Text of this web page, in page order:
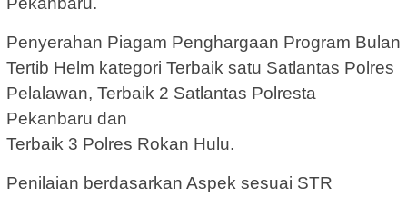
Penyerahan Piagam Penghargaan Program Bulan
Tertib Helm kategori Terbaik satu Satlantas Polres
Pelalawan, Terbaik 2 Satlantas Polresta
Pekanbaru dan
Terbaik 3 Polres Rokan Hulu.
Penilaian berdasarkan Aspek sesuai STR